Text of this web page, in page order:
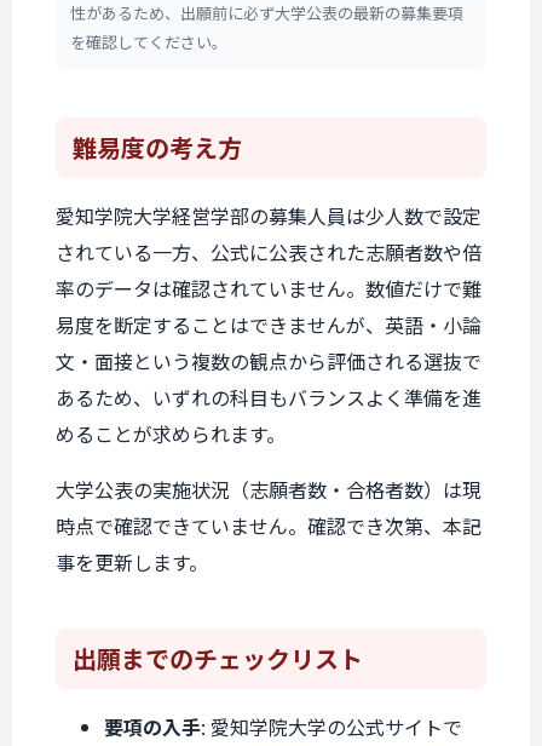
性があるため、出願前に必ず大学公表の最新の募集要項
を確認してください。
難易度の考え方
愛知学院大学経営学部の募集人員は少人数で設定
されている一方、公式に公表された志願者数や倍
率のデータは確認されていません。数値だけで難
易度を断定することはできませんが、英語・小論
文・面接という複数の観点から評価される選抜で
あるため、いずれの科目もバランスよく準備を進
めることが求められます。
大学公表の実施状況（志願者数・合格者数）は現
時点で確認できていません。確認でき次第、本記
事を更新します。
出願までのチェックリスト
要項の入手: 愛知学院大学の公式サイトで